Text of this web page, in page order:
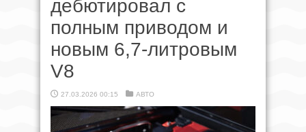
дебютировал с
полным приводом и
новым 6,7-литровым
V8
27.03.2026 00:15 АВТО